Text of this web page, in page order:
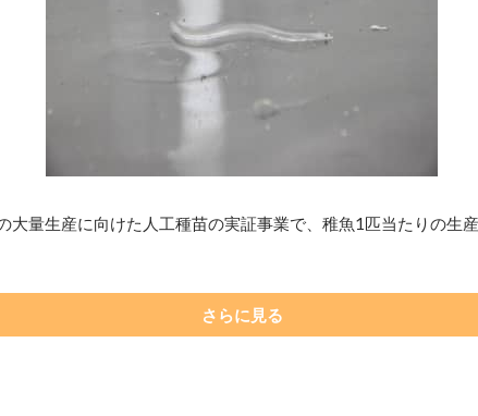
大量生産に向けた人工種苗の実証事業で、稚魚1匹当たりの生
さらに見る